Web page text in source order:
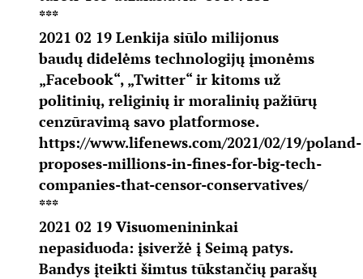
***
2021 02 19 Lenkija siūlo milijonus
baudų didelėms technologijų įmonėms
„Facebook“, „Twitter“ ir kitoms už
politinių, religinių ir moralinių pažiūrų
cenzūravimą savo platformose.
https://www.lifenews.com/2021/02/19/poland-
proposes-millions-in-fines-for-big-tech-
companies-that-censor-conservatives/
***
2021 02 19 Visuomenininkai
nepasiduoda: įsiveržė į Seimą patys.
Bandys įteikti šimtus tūkstančių parašų